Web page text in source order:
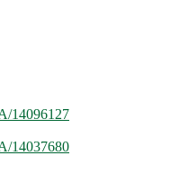
14096127
14037680